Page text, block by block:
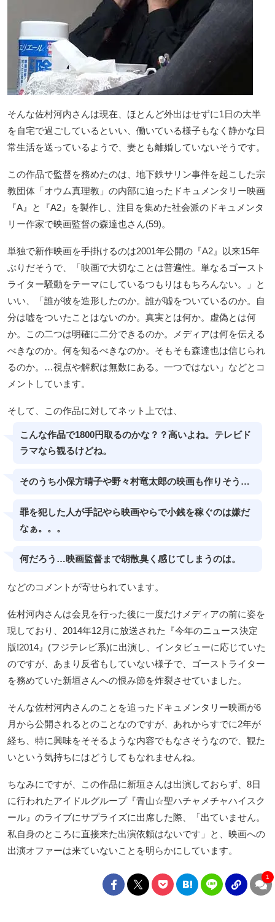
そんな佐村河内さんは現在、ほとんど外出はせずに1日の大半
を自宅で過ごしているといい、働いている様子もなく静かな日
常生活を送っているようで、妻とも離婚していないそうです。
この作品で監督を務めたのは、地下鉄サリン事件を起こした宗
教団体「オウム真理教」の内部に迫ったドキュメンタリー映画
『A』と『A2』を製作し、注目を集めた社会派のドキュメンタ
リー作家で映画監督の森達也さん(59)。
単独で新作映画を手掛けるのは2001年公開の『A2』以来15年
ぶりだそうで、「映画で大切なことは普遍性。単なるゴースト
ライター騒動をテーマにしているつもりはもちろんない。」と
いい、「誰が彼を造形したのか。誰が嘘をついているのか。自
分は嘘をついたことはないのか。真実とは何か。虚偽とは何
か。この二つは明確に二分できるのか。メディアは何を伝える
べきなのか。何を知るべきなのか。そもそも森達也は信じられ
るのか。…視点や解釈は無数にある。一つではない」などとコ
メントしています。
そして、この作品に対してネット上では、
こんな作品で1800円取るのかな？？高いよね。テレビド
ラマなら観るけどね。
そのうち小保方晴子や野々村竜太郎の映画も作りそう…
罪を犯した人が手記やら映画やらで小銭を稼ぐのは嫌だ
なぁ。。。
何だろう…映画監督まで胡散臭く感じてしまうのは。
などのコメントが寄せられています。
佐村河内さんは会見を行った後に一度だけメディアの前に姿を
現しており、2014年12月に放送された『今年のニュース決定
版!2014』(フジテレビ系)に出演し、インタビューに応じていた
のですが、あまり反省もしていない様子で、ゴーストライター
を務めていた新垣さんへの恨み節を炸裂させていました。
そんな佐村河内さんのことを追ったドキュメンタリー映画が6
月から公開されるとのことなのですが、あれからすでに2年が
経ち、特に興味をそそるような内容でもなさそうなので、観た
いという気持ちにはどうしてもなれませんね。
ちなみにですが、この作品に新垣さんは出演しておらず、8日
に行われたアイドルグループ『青山☆聖ハチャメチャハイスク
ール』のライブにサプライズに出席した際、「出ていません。
私自身のところに直接来た出演依頼はないです」と、映画への
出演オファーは来ていないことを明らかにしています。
1